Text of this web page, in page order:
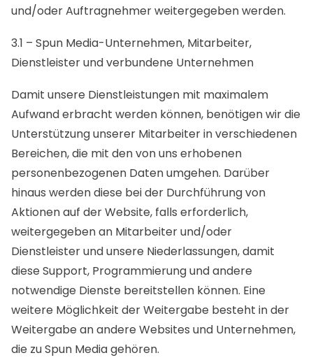
und/oder Auftragnehmer weitergegeben werden.
3.1 – Spun Media-Unternehmen, Mitarbeiter,
Dienstleister und verbundene Unternehmen
Damit unsere Dienstleistungen mit maximalem
Aufwand erbracht werden können, benötigen wir die
Unterstützung unserer Mitarbeiter in verschiedenen
Bereichen, die mit den von uns erhobenen
personenbezogenen Daten umgehen. Darüber
hinaus werden diese bei der Durchführung von
Aktionen auf der Website, falls erforderlich,
weitergegeben an Mitarbeiter und/oder
Dienstleister und unsere Niederlassungen, damit
diese Support, Programmierung und andere
notwendige Dienste bereitstellen können. Eine
weitere Möglichkeit der Weitergabe besteht in der
Weitergabe an andere Websites und Unternehmen,
die zu Spun Media gehören.